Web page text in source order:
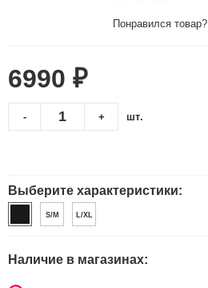
Понравился
6990 ₽
+
- шт.
Выберите характеристики:
S/M L/XL
Наличие в магазинах: